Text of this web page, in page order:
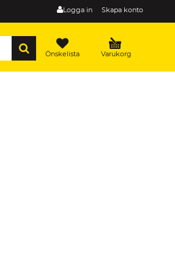
Logga in Skapa konto
Varukorg
Önskelista